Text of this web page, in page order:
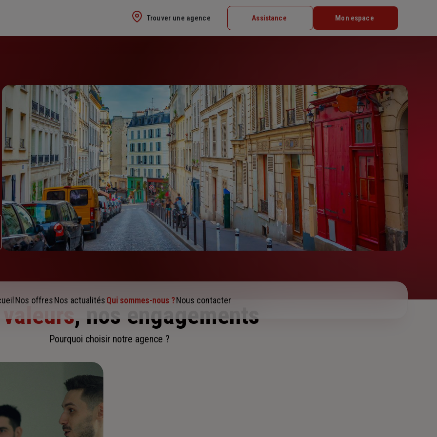
Trouver une agence Assistance Mon espace
Nos offresNos actualitésQui sommes-nous ?Nous contacter
, nos engagements
Pourquoi choisir notre agence ?